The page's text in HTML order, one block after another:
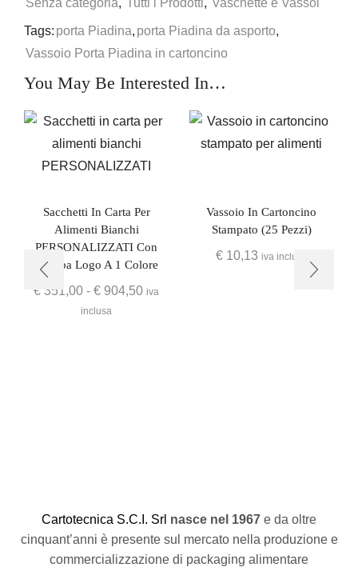
Senza categoria, Tutti i Prodotti , Vaschette e Vassoi
Tags: porta Piadina, porta Piadina da asporto,
Vassoio Porta Piadina in cartoncino
You May Be Interested In…
Sacchetti In Carta Per
Alimenti Bianchi
PERSONALIZZATI Con
Stampa Logo A 1 Colore
€ 351,00 - € 904,50 iva
inclusa
Vassoio In Cartoncino
Stampato (25 Pezzi)
€10,13 iva inclusa
Cartotecnica S.C.I. Srl nasce nel 1967 e da oltre
cinquant’anni è presente sul mercato nella produzione e
commercializzazione di packaging alimentare